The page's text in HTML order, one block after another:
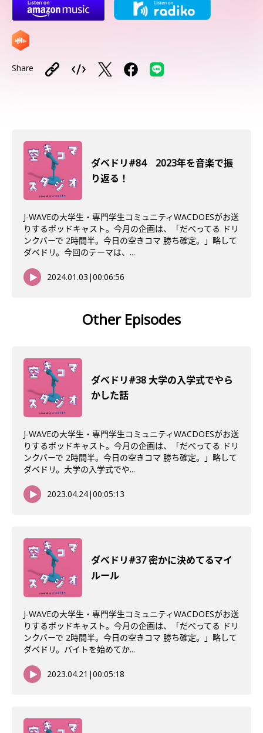
Share
ダベドリ#84 2023年を音楽で振
り返る！
J-WAVEの大学生・専門学生コミュニティWACDOESがお送
りするポッドキャスト。今月の企画は、「だべってる ドリ
ンクバーで 2時間半。今日の空きコマ 勝ち確定。」略して
ダベドリ。今回のテーマは、...
2024.01.03 |00:06:56
Other Episodes
ダべドリ#38 大学の入学式でやら
かした話
J-WAVEの大学生・専門学生コミュニティWACDOESがお送
りするポッドキャスト。今月の企画は、「だべってる ドリ
ンクバーで 2時間半。今日の空きコマ 勝ち確定。」略して
ダベドリ。大学の入学式でや...
2023.04.24|00:05:13
ダべドリ#37 密かに決めてるマイ
ルール
J-WAVEの大学生・専門学生コミュニティWACDOESがお送
りするポッドキャスト。今月の企画は、「だべってる ドリ
ンクバーで 2時間半。今日の空きコマ 勝ち確定。」略して
ダベドリ。バイトを始めてか...
2023.04.21 |00:05:18